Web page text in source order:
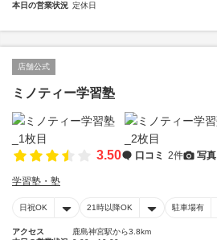
本日の営業状況 定休日
店舗公式
ミノティー学習塾
3.50 口コミ 2件 写真
学習塾・塾
日祝OK 21時以降OK 駐車場有
アクセス
鹿島神宮駅から3.8km